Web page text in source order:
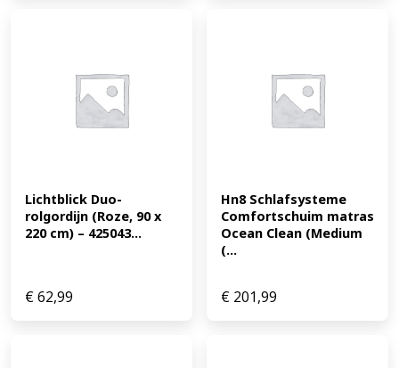
Lichtblick Duo-
rolgordijn (Roze, 90 x
220 cm) – 425043...
€62,99
Hn8 Schlafsysteme
Comfortschuim matras
Ocean Clean (Medium
(...
€ 201,99